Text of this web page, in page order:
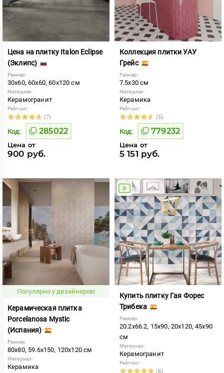
Цена на плитку Italon Eclipse
(Эклипс)
Размер:
30x60, 60x60, 60x120 см
Материал:
Керамогранит
Рейтинг:
(7)
Код: 285022
Цена от
900 руб.
Коллекция плитки УАУ
Грейс
Размер:
7.5x30 см
Материал:
Керамика
Рейтинг:
(5)
Код: 779232
Цена от
5 151 руб.
Популярно у дизайнеров!
Керамическая плитка
Porcelanosa Mystic
(Испания)
Размер:
80x80, 59.6x150, 120x120 см
Материал:
Керамика
Купить плитку Гая Форес
Трибека
Размер:
20.2x66.2, 15x90, 20x120, 45x90
см
Материал:
Керамогранит
Рейтинг:
(8)